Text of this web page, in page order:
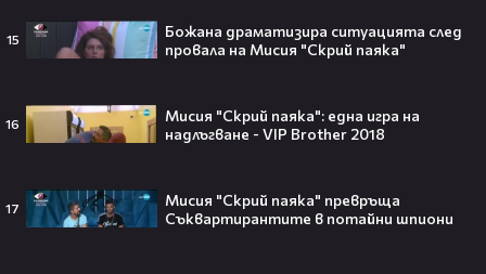
15
Божана драматизира ситуацията след
провала на Мисия "Скрий паяка"
16
Мисия "Скрий паяка": една игра на
надлъгване - VIP Brother 2018
17
Мисия "Скрий паяка" превръща
Съквартирантите в потайни шпиони
„Спайдър-мен: Нов ден“ буквално